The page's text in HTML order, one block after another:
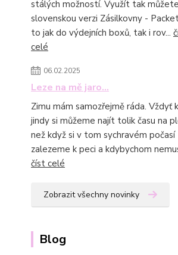
stálých možností. Využít tak můžete
slovenskou verzi Zásilkovny -
to jak do výdejních boxů, tak i rov...
celé
06.02.2025
Leze na mě jaro...
Zimu mám samozřejmě ráda. Vždyť
jindy si můžeme najít tolik času na
než když si v tom sychravém počasí
zalezeme k peci a kdybychom
číst celé
Zobrazit všechny novinky
Blog